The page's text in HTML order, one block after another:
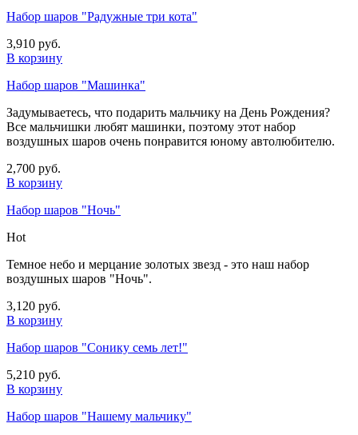
Набор шаров "Радужные три кота"
3,910 руб.
В корзину
Набор шаров "Машинка"
Задумываетесь, что подарить мальчику на День Рождения?
Все мальчишки любят машинки, поэтому этот набор
воздушных шаров очень понравится юному автолюбителю.
2,700 руб.
В корзину
Набор шаров "Ночь"
Hot
Темное небо и мерцание золотых звезд - это наш набор
воздушных шаров "Ночь".
3,120 руб.
В корзину
Набор шаров "Сонику семь лет!"
5,210 руб.
В корзину
Набор шаров "Нашему мальчику"